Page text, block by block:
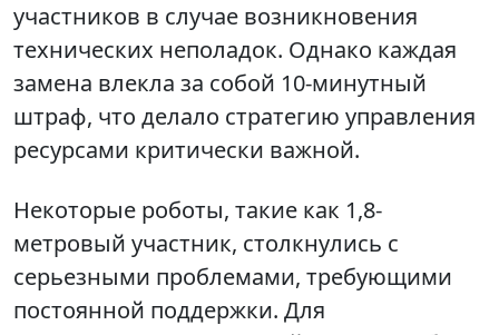
участников в случае возникновения
технических неполадок. Однако каждая
замена влекла за собой 10-минутный
штраф, что делало стратегию управления
ресурсами критически важной.
Некоторые роботы, такие как 1,8-
метровый участник, столкнулись с
серьезными проблемами, требующими
постоянной поддержки. Для